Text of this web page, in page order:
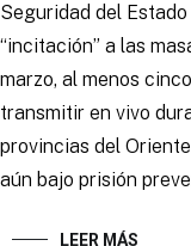
Seguridad del
“incitación” a las
marzo, al menos
transmitir en vivo
provincias del
aún bajo prisión
LEER MÁS